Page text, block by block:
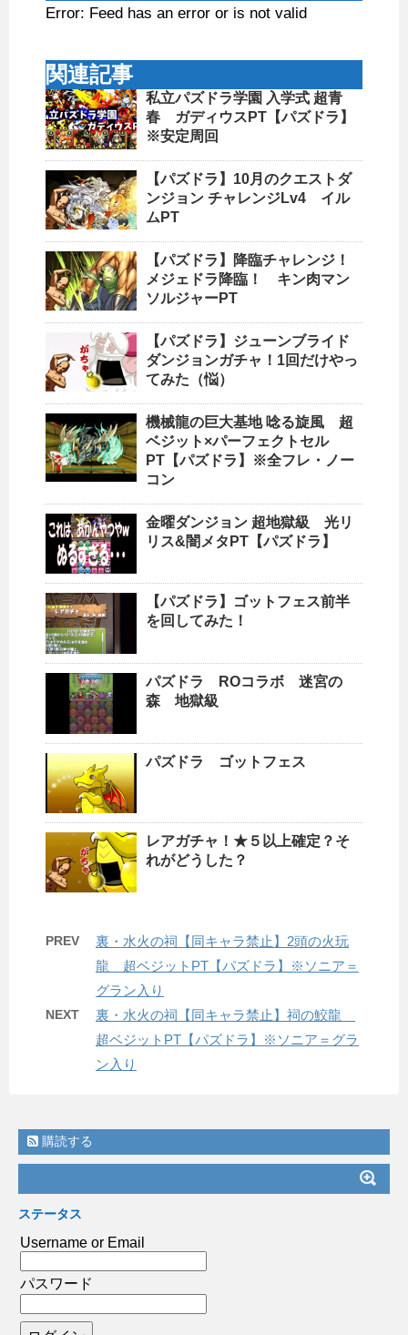
Error: Feed has an error or is not valid
関連記事
私立パズドラ学園 入学式 超青
春 ガディウスPT【パズドラ】
※安定周回
【パズドラ】10月のクエストダ
ンジョン チャレンジLv4 イル
ムPT
【パズドラ】降臨チャレンジ！
メジェドラ降臨！ キン肉マン
ソルジャーPT
【パズドラ】ジューンブライド
ダンジョンガチャ！1回だけやっ
てみた（悩）
機械龍の巨大基地 唸る旋風 超
ベジット×パーフェクトセル
PT【パズドラ】※全フレ・ノー
コン
金曜ダンジョン 超地獄級 光リ
リス&闇メタPT【パズドラ】
【パズドラ】ゴットフェス前半
を回してみた！
パズドラ ROコラボ 迷宮の
森 地獄級
パズドラ ゴットフェス
レアガチャ！★５以上確定？そ
れがどうした？
PREV
裏・水火の祠【同キャラ禁止】2頭の火玩
龍 超ベジットPT【パズドラ】※ソニア＝
グラン入り
NEXT
裏・水火の祠【同キャラ禁止】祠の鮫龍
超ベジットPT【パズドラ】※ソニア＝グラ
ン入り
購読する
ステータス
Username or Email
パスワード